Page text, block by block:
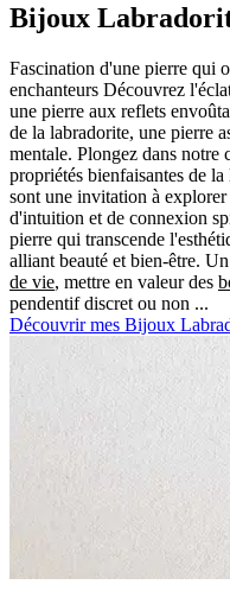
Bijoux
Fascination d'une pierre qui
enchanteurs Découvrez
une pierre aux reflets
de la labradorite, une pierre
mentale. Plongez dans notre
propriétés bienfaisantes de
sont une invitation à
d'intuition et de connexion
pierre qui transcende
alliant beauté et bien-être.
de vie, mettre en valeur des
pendentif discret ou non ...
Découvrir mes Bijoux